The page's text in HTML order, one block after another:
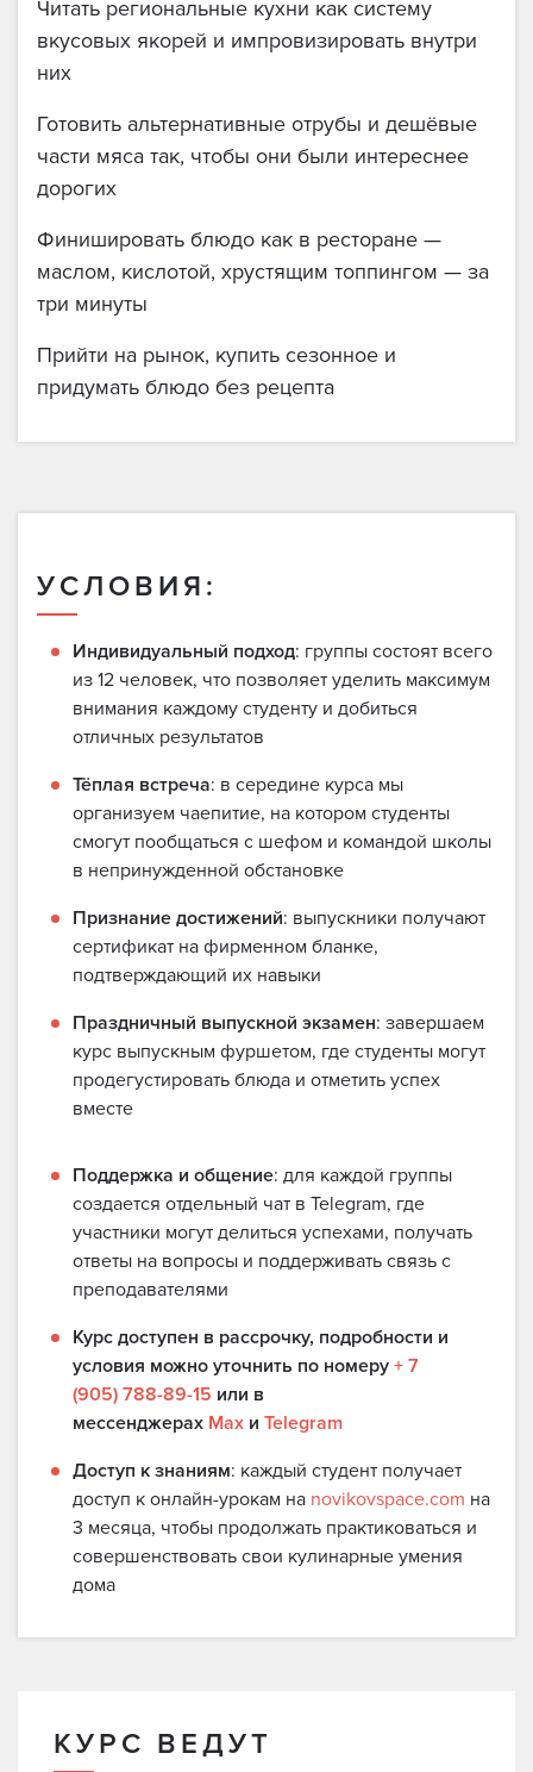
Читать региональные кухни как систему
вкусовых якорей и импровизировать внутри
них
Готовить альтернативные отрубы и дешёвые
части мяса так, чтобы они были интереснее
дорогих
Финишировать блюдо как в ресторане —
маслом, кислотой, хрустящим топпингом — за
три минуты
Прийти на рынок, купить сезонное и
придумать блюдо без рецепта
УСЛОВИЯ:
Индивидуальный подход: группы состоят всего
из 12 человек, что позволяет уделить максимум
внимания каждому студенту и добиться
отличных результатов
Тёплая встреча: в середине курса мы
организуем чаепитие, на котором студенты
смогут пообщаться с шефом и командой школы
в непринужденной обстановке
Признание достижений: выпускники получают
сертификат на фирменном бланке,
подтверждающий их навыки
Праздничный выпускной экзамен: завершаем
курс выпускным фуршетом, где студенты могут
продегустировать блюда и отметить успех
вместе
Поддержка и общение: для каждой группы
создается отдельный чат в Telegram, где
участники могут делиться успехами, получать
ответы на вопросы и поддерживать связь с
преподавателями
Курс доступен в рассрочку, подробности и
условия можно уточнить по номеру + 7
(905) 788-89-15 или в
мессенджерах Max и Telegram
Доступ к знаниям: каждый студент получает
доступ к онлайн-урокам на novikovspace.com на
3 месяца, чтобы продолжать практиковаться и
совершенствовать свои кулинарные умения
дома
КУРС ВЕДУТ